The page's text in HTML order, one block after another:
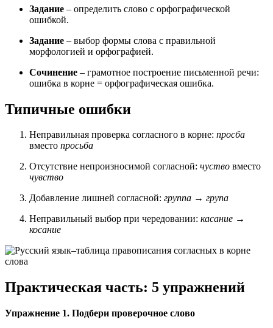
Задание – определить слово с орфографической
ошибкой.
Задание – выбор формы слова с правильной
морфологией и орфографией.
Сочинение – грамотное построение письменной речи:
ошибка в корне = орфографическая ошибка.
Типичные ошибки
Неправильная проверка согласного в корне: просба
вместо просьба
Отсутствие непроизносимой согласной: чуство вместо
чувство
Добавление лишней согласной: группа → група
Неправильный выбор при чередовании: касание →
косание
Практическая часть: 5 упражнений
Упражнение 1. Подбери проверочное слово